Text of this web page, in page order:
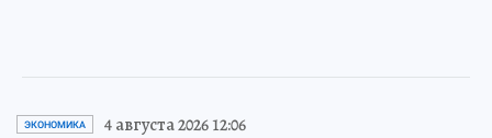
ЭКОНОМИКА 4 августа 2026 12:06